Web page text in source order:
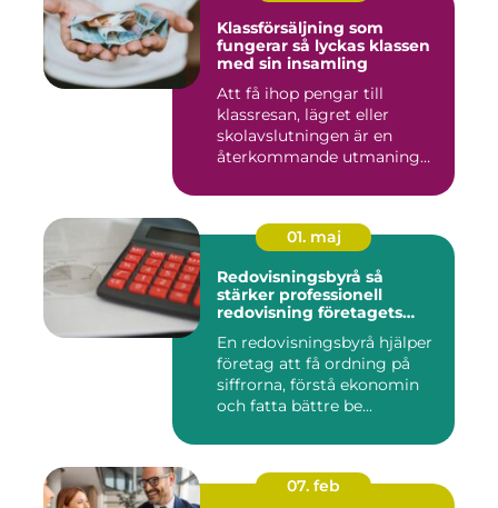
Klassförsäljning som
fungerar så lyckas klassen
med sin insamling
Att få ihop pengar till
klassresan, lägret eller
skolavslutningen är en
återkommande utmaning
01. maj
Redovisningsbyrå så
stärker professionell
redovisning företagets
En redovisningsbyrå hjälper
företag att få ordning på
siffrorna, förstå ekonomin
och fatta bättre be...
07. feb